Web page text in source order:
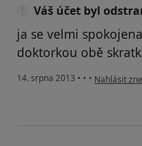
Váš účet byl
ja se velmi
doktorkou obě
14. srpna 2013 • • • podle
Nahlásit